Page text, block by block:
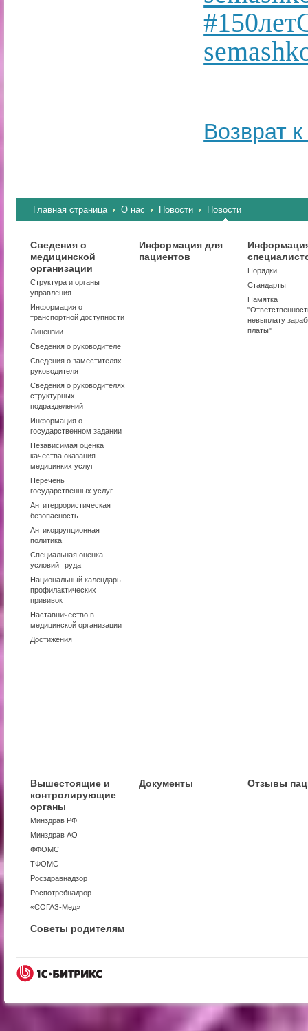
Возврат к
Главная страница О нас Новости Новости
Сведения о
медицинской
организации
Структура и органы
управления
Информация о
транспортной доступности
Лицензии
Сведения о руководителе
Сведения о заместителях
руководителя
Сведения о руководителях
структурных
подразделений
Информация о
государственном задании
Независимая оценка
качества оказания
медицинких услуг
Перечень
государственных услуг
Антитеррористическая
безопасность
Антикоррупционная
политика
Специальная оценка
условий труда
Национальный календарь
профилактических
прививок
Наставничество в
медицинской организации
Достижения
Информация для
пациентов
Порядки
Стандарты
Памятка
невыплату
платы"
Вышестоящие и
контролирующие
органы
Минздрав РФ
Минздрав АО
ФФОМС
ТФОМС
Росздравнадзор
Роспотребнадзор
«СОГАЗ-Мед»
Документы Отзывы
Советы родителям